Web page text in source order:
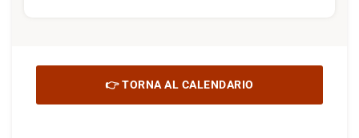
👉 TORNA AL CALENDARIO